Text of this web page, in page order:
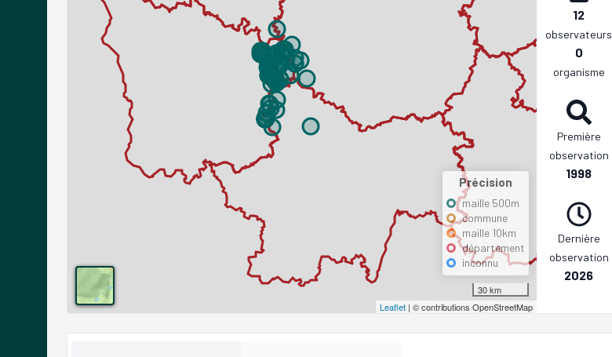
Précision
maille 500m
commune
maille 10km
département
inconnu
30 km
Leaflet| © contributions OpenStreetMap
12
observateurs
0
organisme
Première
observation
1998
Dernière
observation
2026